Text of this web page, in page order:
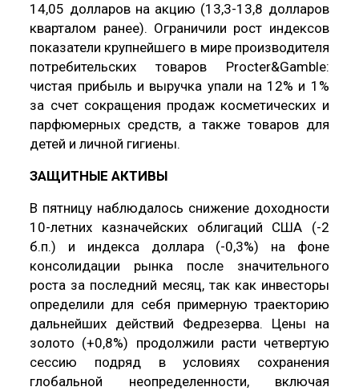
14,05 долларов на акцию (13,3-13,8 долларов
кварталом ранее). Ограничили рост индексов
показатели крупнейшего в мире производителя
потребительских товаров Procter&Gamble:
чистая прибыль и выручка упали на 12% и 1%
за счет сокращения продаж косметических и
парфюмерных средств, а также товаров для
детей и личной гигиены.
ЗАЩИТНЫЕ АКТИВЫ
В пятницу наблюдалось снижение доходности
10-летних казначейских облигаций США (-2
б.п.) и индекса доллара (-0,3%) на фоне
консолидации рынка после значительного
роста за последний месяц, так как инвесторы
определили для себя примерную траекторию
дальнейших действий Федрезерва. Цены на
золото (+0,8%) продолжили расти четвертую
сессию подряд в условиях сохранения
глобальной неопределенности, включая